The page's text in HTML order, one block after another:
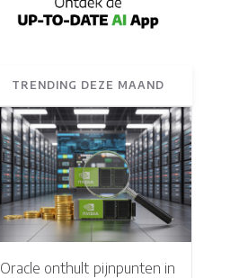
TRENDING DEZE MAAND
Oracle onthult pijnpunten in